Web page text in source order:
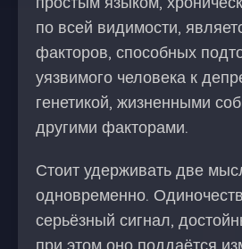
по всей видимости,
факторов, способных
уязвимого человека к
генетикой, жизненными
другими факторами.
Стоит удерживать две
одновременно.
серьёзный сигнал,